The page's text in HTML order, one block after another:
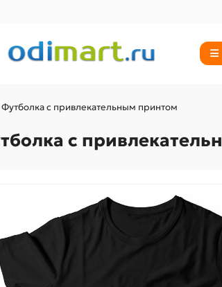
Футболка с привлекательным принтом
с